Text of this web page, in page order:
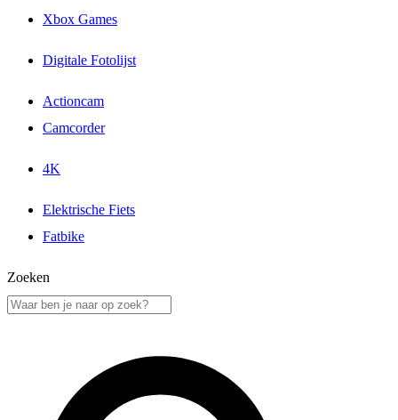
Xbox Games
Digitale Fotolijst
Actioncam
Camcorder
4K
Elektrische Fiets
Fatbike
Zoeken